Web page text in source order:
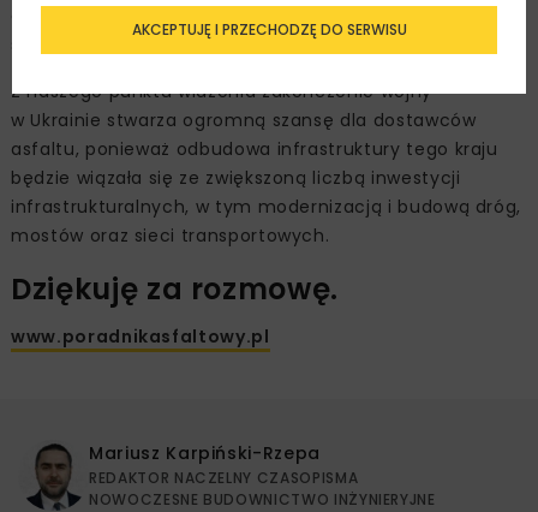
sprzedaż zagraniczna jest pojęciem względnym.
Z naszego punktu widzenia zakończenie wojny
w Ukrainie stwarza ogromną szansę dla dostawców
asfaltu, ponieważ odbudowa infrastruktury tego kraju
będzie wiązała się ze zwiększoną liczbą inwestycji
infrastrukturalnych, w tym modernizacją i budową dróg,
mostów oraz sieci transportowych.
Dziękuję za rozmowę.
www.poradnikasfaltowy.pl
Mariusz Karpiński-Rzepa
REDAKTOR NACZELNY CZASOPISMA
NOWOCZESNE BUDOWNICTWO INŻYNIERYJNE
AKCEPTUJĘ I PRZECHODZĘ DO SERWISU